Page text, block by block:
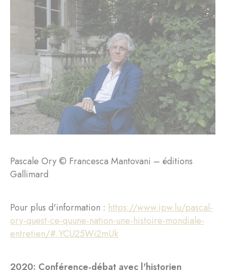
Pascale Ory © Francesca Mantovani – éditions
Gallimard
Pour plus d'information : https://www.ipw.lu/pascal-
ory-quest-ce-quune-nation-une-histoire-mondiale-
entretien/#.YCU25Wi2mUk
2020: Conférence-débat avec l'historien